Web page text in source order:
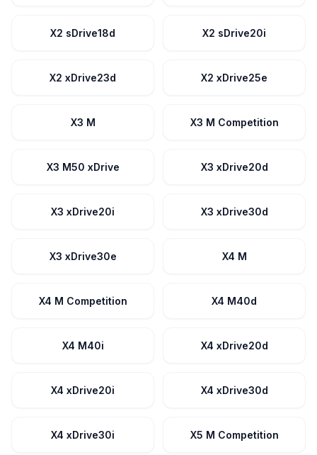
X2 sDrive18d X2 sDrive20i
X2 xDrive23d X2 xDrive25e
X3 M X3 M Competition
X3 M50 xDrive X3 xDrive20d
X3 xDrive20i X3 xDrive30d
X3 xDrive30e X4 M
X4 M Competition X4 M40d
X4 M40i X4 xDrive20d
X4 xDrive20i X4 xDrive30d
X4 xDrive30i X5 M Competition